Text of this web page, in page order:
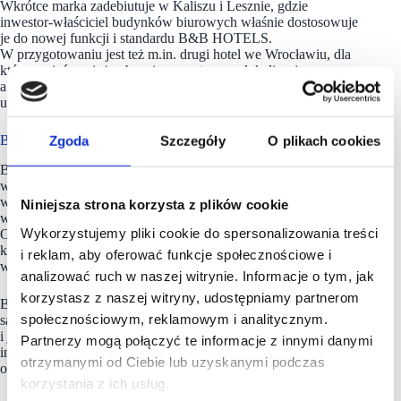
Zgoda Szczegóły O plikach cookies
Niniejsza strona korzysta z plików cookie
Wykorzystujemy pliki cookie do spersonalizowania treści
i reklam, aby oferować funkcje społecznościowe i
analizować ruch w naszej witrynie. Informacje o tym, jak
korzystasz z naszej witryny, udostępniamy partnerom
społecznościowym, reklamowym i analitycznym.
Partnerzy mogą połączyć te informacje z innymi danymi
otrzymanymi od Ciebie lub uzyskanymi podczas
korzystania z ich usług.
Wkrótce marka zadebiutuje w Kaliszu i Lesznie, gdzie
inwestor-właściciel budynków biurowych właśnie dostosowuje
je do nowej funkcji i standardu B&B HOTELS.
W przygotowaniu jest też m.in. drugi hotel we Wrocławiu, dla
którego sieć ma już zabezpieczoną topową lokalizację,
a który dołączy do sieci także w oparciu o długoterminową
umowę najmu nieruchomości.
B&B HOTELS działa w segmencie value for money
B&B HOTELS to jedna z najważniejszych grup hotelowych
w Europie w segmencie ekonomicznym. Grupa założona
w Brest w 1990 roku posiada obecnie sieć blisko 800 hoteli
w 17 krajach, w Europie, Brazylii i Stanach Zjednoczonych.
Od 2022 roku odnotowała wykładniczy wzrost i zamierza
kontynuować tę dynamikę w 2024 roku. W 2024 roku
wprowadza nowy koncept hotelowy – B&B HOME.
B&B HOTELS, należące do segmentu value for money,
są zaangażowane w oferowanie swoim klientom komfortu
i jakości, przy najlepszej relacji w stosunku do ceny. Empatia,
inteligentna prostota, ciągłe doskonalenie, uczciwość
oraz inkluzywność to nadrzędne wartości Grupy.